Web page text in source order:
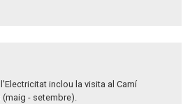
inclou la visita al Camí
- setembre).